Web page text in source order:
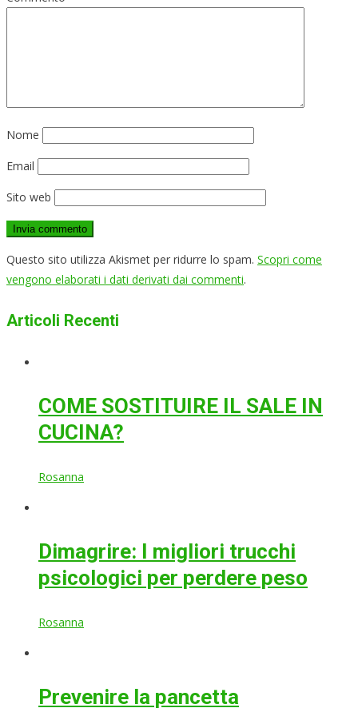
Nome
Email
Sito web
Questo sito utilizza Akismet per ridurre lo spam. Scopri come
vengono elaborati i dati derivati dai commenti.
Articoli Recenti
COME SOSTITUIRE IL SALE IN
CUCINA?
Rosanna
Dimagrire: I migliori trucchi
psicologici per perdere peso
Rosanna
Prevenire la pancetta